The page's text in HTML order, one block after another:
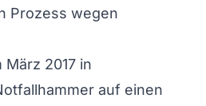
Prozess wegen
2017 in
auf einen